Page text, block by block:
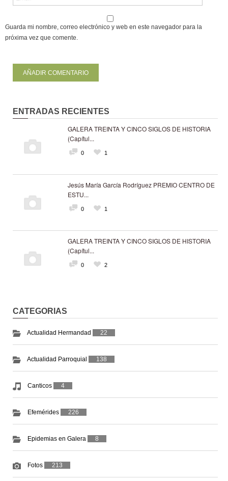
Guarda mi nombre, correo electrónico y web en este navegador para la
próxima vez que comente.
ENTRADAS RECIENTES
GALERA TREINTA Y CINCO SIGLOS DE HISTORIA
(Capítul...
0 1
Jesús María García Rodríguez PREMIO CENTRO DE
ESTU...
0 1
GALERA TREINTA Y CINCO SIGLOS DE HISTORIA
(Capítul...
0 2
CATEGORIAS
Actualidad Hermandad 22
Actualidad Parroquial 138
Canticos 4
Efemérides 226
Epidemias en Galera 8
Fotos 213